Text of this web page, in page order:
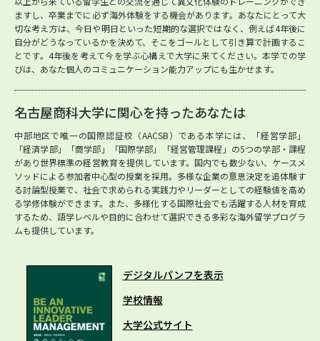
ますし、卒業までに必ず海外体験をする機会があります。あなたにとって大
切な考え方は、今日や明日といった短期的な選択ではなく、例えば4年後に
自分がどうなっているかを決めて、そこをゴールとして引き算で計画するこ
とです。4年後を考えて今を学ぶ心構えで大学に来てください。本学での学
びは、あなた個人のコミュニケーション能力アップにも生かせます。
名古屋商科大学に関心を持ったあなたは
中部地区で唯一の国際認証校（AACSB）である本学には、「経営学部」
「経済学部」「商学部」「国際学部」「経営管理課程」の5つの学部・課程
があり世界標準の経営教育を提供しています。国内でも数少ない、ケースメ
ソッドによる参加者中心型の授業を採用。多様な企業の意思決定を追体験す
る討論型授業で、社会で求められる実践力やリーダーとしての経験値を高め
る学修体験ができます。また、多様化する国際社会でも活躍する人材を育成
するため、語学レベルや目的に合わせて選択できる多彩な海外留学プログラ
ムも提供しています。
デジタルパンフを表示
学校情報
大学公式サイト